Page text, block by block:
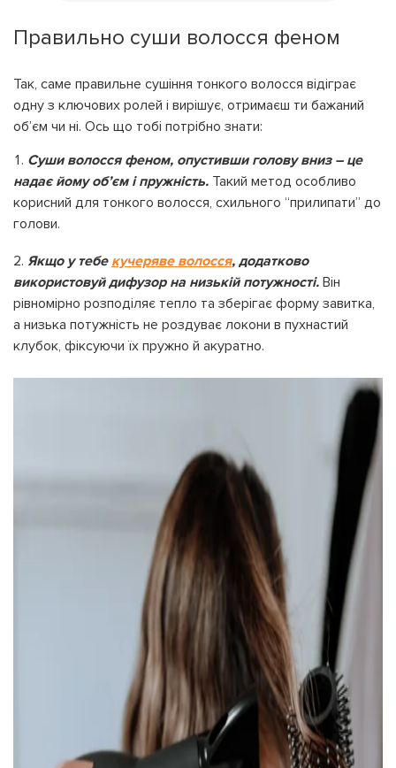
Правильно суши волосся феном
Так, саме правильне сушіння тонкого волосся відіграє
одну з ключових ролей і вирішує, отримаєш ти бажаний
об’єм чи ні. Ось що тобі потрібно знати:
Суши волосся феном, опустивши голову вниз – це
надає йому об’єм і пружність. Такий метод особливо
корисний для тонкого волосся, схильного “прилипати” до
голови.
Якщо у тебе кучеряве волосся, додатково
використовуй дифузор на низькій потужності. Він
рівномірно розподіляє тепло та зберігає форму завитка,
а низька потужність не роздуває локони в пухнастий
клубок, фіксуючи їх пружно й акуратно.